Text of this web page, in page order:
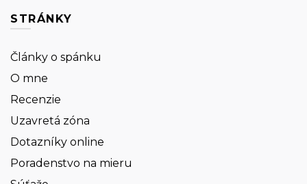
STRÁNKY
Články o spánku
O mne
Recenzie
Uzavretá zóna
Dotazníky online
Poradenstvo na mieru